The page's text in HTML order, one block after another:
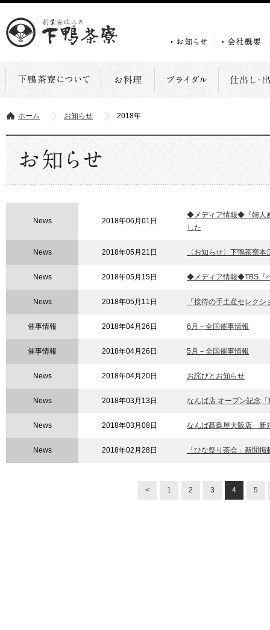
ホーム お知らせ 2018年
News 2018年06月01日
◆メディア情報◆『婦人
した
News 2018年05月21日 〈お知らせ〉下鴨茶寮
News 2018年05月15日 ◆メディア情報◆TBS『
News 2018年05月11日 『接待の手土産セレク
催事情報 2018年04月26日 6月－全国催事情報
催事情報 2018年04月26日 5月－全国催事情報
News 2018年04月20日 お詫びとお知らせ
News 2018年03月13日 なんば店 オープン記念
News 2018年03月08日 なんば髙島屋大阪店 新
News 2018年02月28日 「ひな祭り茶会」新聞
< 1 2 3 4 5